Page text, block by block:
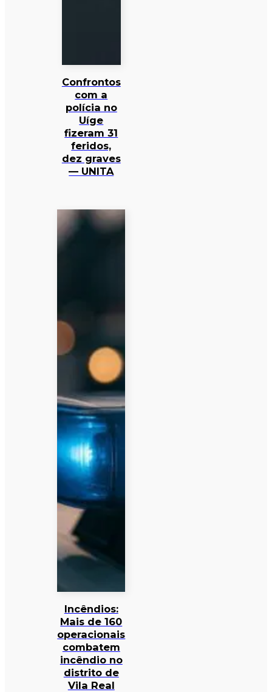
Confrontos
com a
polícia no
Uíge
fizeram 31
feridos,
dez graves
— UNITA
Incêndios:
Mais de 160
operacionais
combatem
incêndio no
distrito de
Vila Real